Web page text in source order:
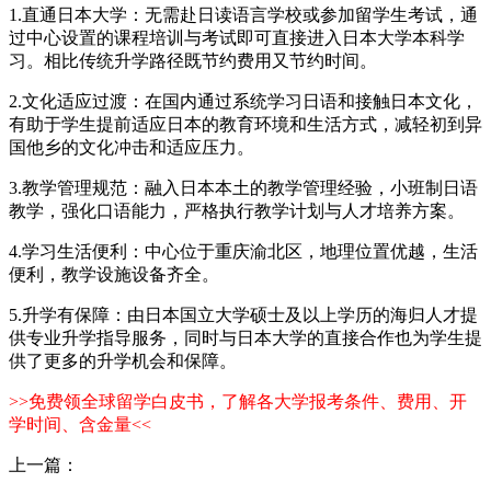
1.直通日本大学：无需赴日读语言学校或参加留学生考试，通
过中心设置的课程培训与考试即可直接进入日本大学本科学
习。相比传统升学路径既节约费用又节约时间。
2.文化适应过渡：在国内通过系统学习日语和接触日本文化，
有助于学生提前适应日本的教育环境和生活方式，减轻初到异
国他乡的文化冲击和适应压力。
3.教学管理规范：融入日本本土的教学管理经验，小班制日语
教学，强化口语能力，严格执行教学计划与人才培养方案。
4.学习生活便利：中心位于重庆渝北区，地理位置优越，生活
便利，教学设施设备齐全。
5.升学有保障：由日本国立大学硕士及以上学历的海归人才提
供专业升学指导服务，同时与日本大学的直接合作也为学生提
供了更多的升学机会和保障。
>>免费领全球留学白皮书，了解各大学报考条件、费用、开
学时间、含金量<<
上一篇：